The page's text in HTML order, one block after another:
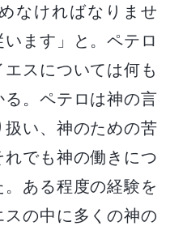
なければなりませ
ます」と。ペテロ
スについては何も
。ペテロは神の言
い、神のための苦
でも神の働きにつ
ある程度の経験を
の中に多くの神の